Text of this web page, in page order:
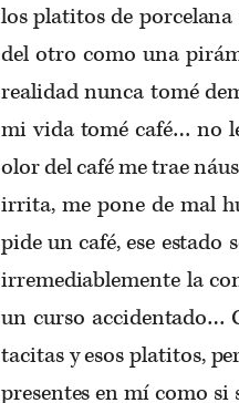
los platitos de
del otro como una
realidad nunca tomé
mi vida tomé café… no
olor del café me trae
irrita, me pone de mal
pide un café, ese
irremediablemente la
un curso accidentado…
tacitas y esos platitos,
presentes en mí como si